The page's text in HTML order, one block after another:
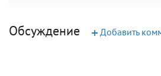
Обсуждение +Добавить